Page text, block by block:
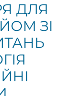
ДЛЯ
ЗІ